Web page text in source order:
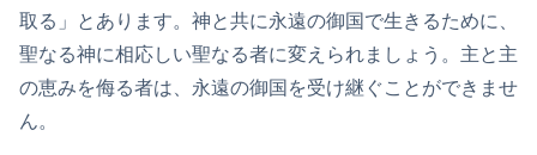
取る」とあります。神と共に永遠の御国で生きるために、
聖なる神に相応しい聖なる者に変えられましょう。主と主
の恵みを侮る者は、永遠の御国を受け継ぐことができませ
ん。